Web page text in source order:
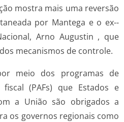
mostra mais uma reversão
por Mantega e o ex-­
Arno Augustin ­, que
mecanismos de controle.
meio dos programas de
(PAFs) que Estados e
a União são obrigados a
os governos regionais como